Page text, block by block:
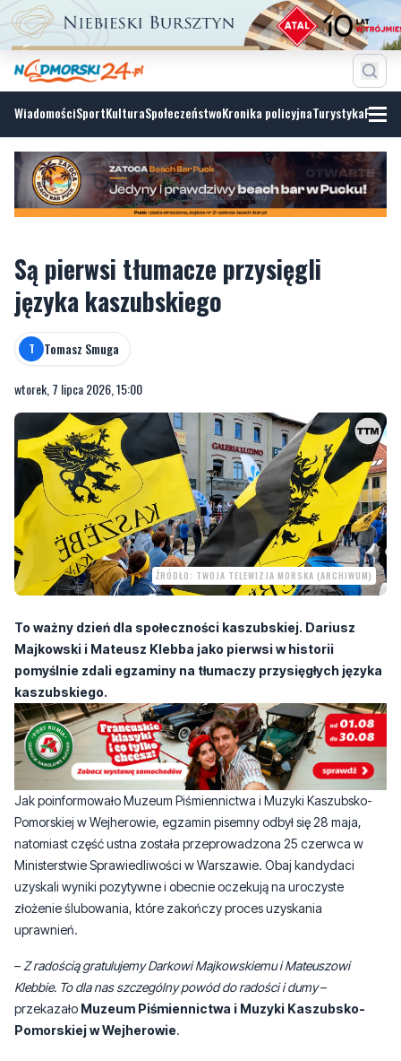
WiadomościSportKulturaSpołeczeństwoKronika policyjnaTurystyka
Są pierwsi tłumacze przysięgli
T Tomasz Smuga
wtorek, 7 lipca 2026, 15:00
ŹRÓDŁO: TWOJA TELEWIZJA MORSKA (ARCHIWUM)
To ważny dzień dla społeczności kaszubskiej. Dariusz
Majkowski i Mateusz Klebba jako pierwsi w historii
kaszubskiego.
Jak poinformowało Muzeum Piśmiennictwa i Muzyki Kaszubsko-
Pomorskiej w Wejherowie, egzamin pisemny odbył się 28 maja,
natomiast część ustna została przeprowadzona 25 czerwca w
Ministerstwie Sprawiedliwości w Warszawie. Obaj kandydaci
uzyskali wyniki pozytywne i obecnie oczekują na uroczyste
złożenie ślubowania, które zakończy proces uzyskania
uprawnień.
– Z radością gratulujemy Darkowi Majkowskiemu i Mateuszowi
Klebbie. To dla nas szczególny powód do radości i dumy
Pomorskiej w Wejherowie.
Z instytucją związani są obaj przyszli tłumacze. Dariusz Majkowski
jest jej obecnym pracownikiem, natomiast Mateusz Klebba